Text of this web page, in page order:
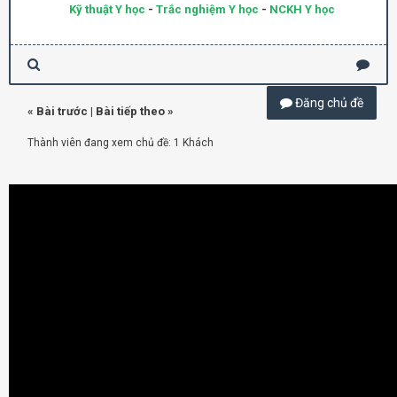
Kỹ thuật Y học - Trắc nghiệm Y học - NCKH Y học
Đăng chủ đề
« Bài trước | Bài tiếp theo »
Thành viên đang xem chủ đề: 1 Khách